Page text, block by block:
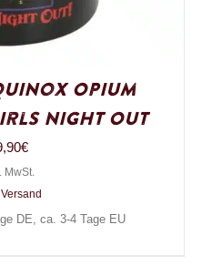
Opium
Night Out
€
MwSt.
Versand
DE, ca. 3-4 Tage EU